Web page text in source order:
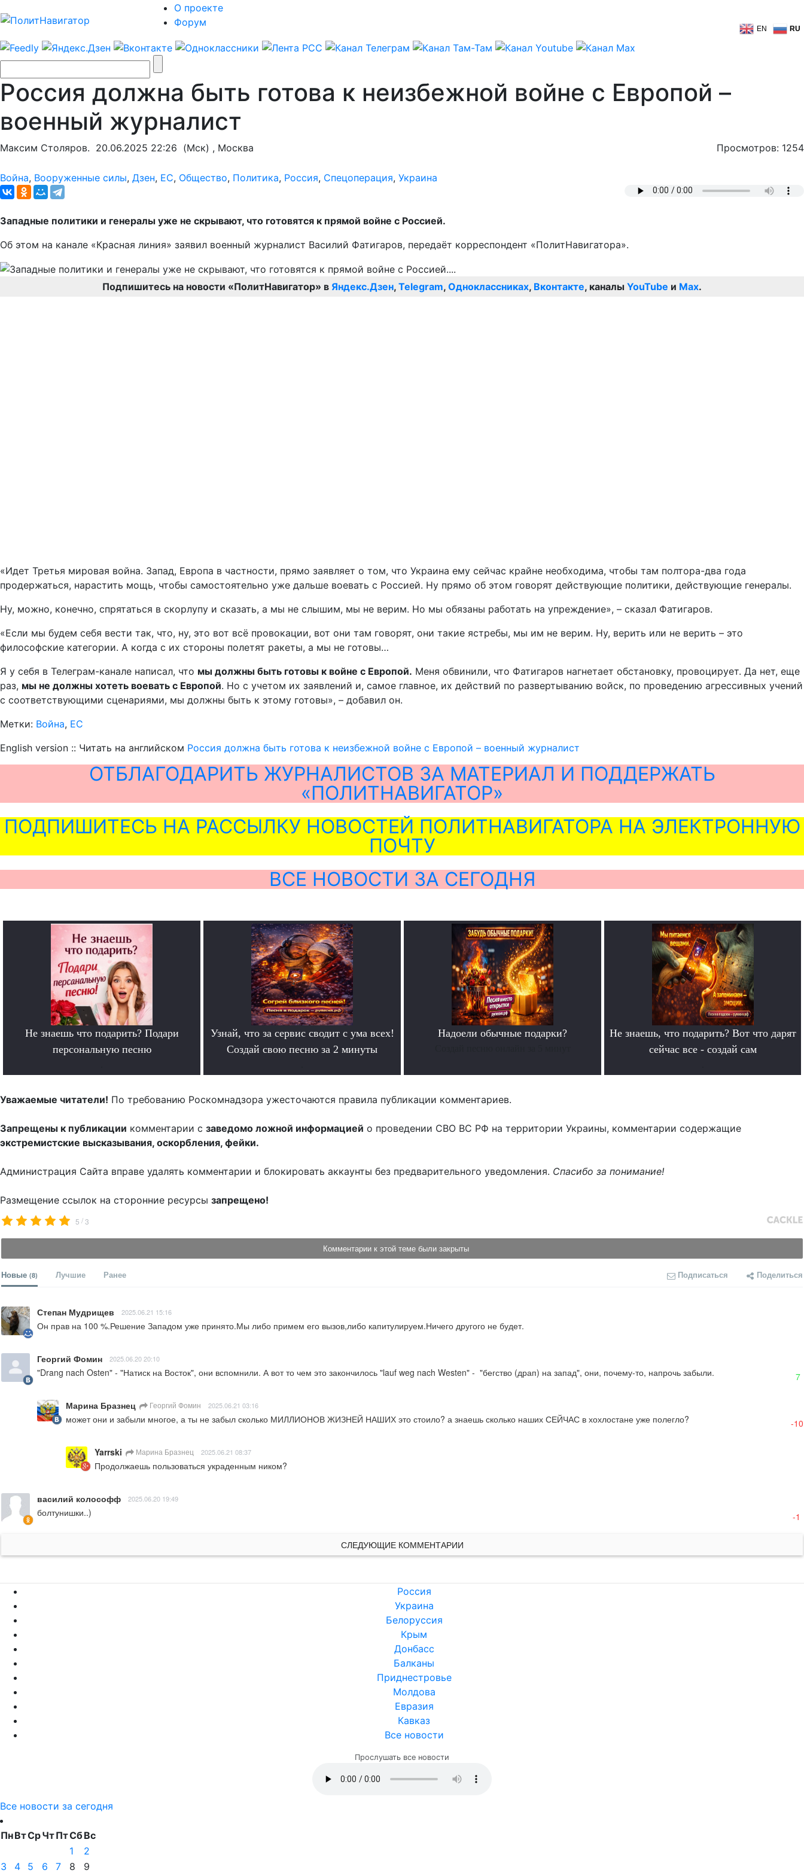
О проекте
Форум
EN RU
Россия должна быть готова к неизбежной войне с Европой –
военный журналист
Максим Столяров. 20.06.2025 22:26 (Мск) , Москва Просмотров: 1254
Война, Вооруженные силы, Дзен, ЕС, Общество, Политика, Россия, Спецоперация, Украина
Западные политики и генералы уже не скрывают, что готовятся к прямой войне с Россией.
Об этом на канале «Красная линия» заявил военный журналист Василий Фатигаров, передаёт корреспондент «ПолитНавигатора».
Подпишитесь на новости «ПолитНавигатор» в Яндекс.Дзен, Telegram, Одноклассниках, Вконтакте, каналы YouTube и Max.
«Идет Третья мировая война. Запад, Европа в частности, прямо заявляет о том, что Украина ему сейчас крайне необходима, чтобы там полтора-два года
продержаться, нарастить мощь, чтобы самостоятельно уже дальше воевать с Россией. Ну прямо об этом говорят действующие политики, действующие генералы.
Ну, можно, конечно, спрятаться в скорлупу и сказать, а мы не слышим, мы не верим. Но мы обязаны работать на упреждение», – сказал Фатигаров.
«Если мы будем себя вести так, что, ну, это вот всё провокации, вот они там говорят, они такие ястребы, мы им не верим. Ну, верить или не верить – это
философские категории. А когда с их стороны полетят ракеты, а мы не готовы…
Я у себя в Телеграм-канале написал, что мы должны быть готовы к войне с Европой. Меня обвинили, что Фатигаров нагнетает обстановку, провоцирует. Да нет, еще
раз, мы не должны хотеть воевать с Европой. Но с учетом их заявлений и, самое главное, их действий по развертыванию войск, по проведению агрессивных учений
с соответствующими сценариями, мы должны быть к этому готовы», – добавил он.
Метки: Война, ЕС
English version :: Читать на английском Россия должна быть готова к неизбежной войне с Европой – военный журналист
ОТБЛАГОДАРИТЬ ЖУРНАЛИСТОВ ЗА МАТЕРИАЛ И ПОДДЕРЖАТЬ
«ПОЛИТНАВИГАТОР»
ПОДПИШИТЕСЬ НА РАССЫЛКУ НОВОСТЕЙ ПОЛИТНАВИГАТОРА НА ЭЛЕКТРОННУЮ
ПОЧТУ
ВСЕ НОВОСТИ ЗА СЕГОДНЯ
Не знаешь что подарить? Подари
персональную песню
Узнай, что за сервис сводит с ума всех!
Создай свою песню за 2 минуты
Надоели обычные подарки?
Не знаешь, что подарить? Вот что дарят
сейчас все - создай сам
Уважаемые читатели! По требованию Роскомнадзора ужесточаются правила публикации комментариев.
Запрещены к публикации комментарии с заведомо ложной информацией о проведении СВО ВС РФ на территории Украины, комментарии содержащие
экстремистские высказывания, оскорбления, фейки.
Администрация Сайта вправе удалять комментарии и блокировать аккаунты без предварительного уведомления. Спасибо за понимание!
Размещение ссылок на сторонние ресурсы запрещено!
5 /3
Комментарии к этой теме были закрыты
Новые (8) Лучшие Ранее Подписаться Поделиться
Степан Мудрищев 2025.06.21 15:16
Он прав на 100 %.Решение Западом уже принято.Мы либо примем его вызов,либо капитулируем.Ничего другого не будет.
Георгий Фомин 2025.06.20 20:10
"Drang nach Osten" - "Натиск на Восток", они вспомнили. А вот то чем это закончилось "lauf weg nach Westen" -  "бегство (драп) на запад", они, почему-то, напрочь забыли. 7
Марина Бразнец Георгий Фомин 2025.06.21 03:16
может они и забыли многое, а ты не забыл сколько МИЛЛИОНОВ ЖИЗНЕЙ НАШИХ это стоило? а знаешь сколько наших СЕЙЧАС в хохлостане уже полегло? -10
Yarrski Марина Бразнец 2025.06.21 08:37
Продолжаешь пользоваться украденным ником?
василий колософф 2025.06.20 19:49
болтунишки..) -1
СЛЕДУЮЩИЕ КОММЕНТАРИИ
Россия
Украина
Белоруссия
Крым
Донбасс
Балканы
Приднестровье
Молдова
Евразия
Кавказ
Все новости
Прослушать все новости
Все новости за сегодня
ПнВтСрЧтПтСбВс
1
2
3
4 5 6 7 8
9